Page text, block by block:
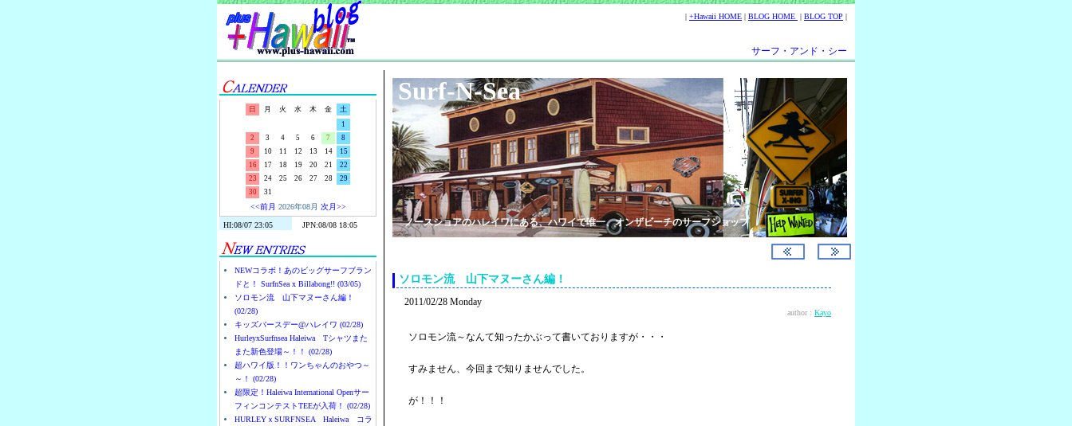
| +Hawaii HOME | BLOG HOME | BLOG TOP |
サーフ・アンド・シー
日 月 火 水 木 金
土
1
2
3 4 5 6 7
8
9
10 11 12 13 14
15
16
17 18 19 20 21
22
23
24 25 26 27 28
29
30
31
<<前月 2026年08月 次月>>
NEWコラボ！あのビッグサーフブラン
ドと！ SurfnSea x Billabong!! (03/05)
ソロモン流 山下マヌーさん編！
(02/28)
キッズバースデー@ハレイワ (02/28)
HurleyxSurfnsea Haleiwa Tシャツまた
また新色登場～！！ (02/28)
超ハワイ版！！ワンちゃんのおやつ～
～！ (02/28)
超限定！Haleiwa International Openサー
フィンコンテストTEEが入荷！ (02/28)
HURLEYｘSURFNSEA Haleiwa コラ
Surf-N-Sea
ノースショアのハレイワにある、ハワイで唯一、オンザビーチのサーフショップ
ソロモン流 山下マヌーさん編！
2011/02/28 Monday
author : Kayo
ソロモン流～なんて知ったかぶって書いておりますが・・・
すみません、今回まで知りませんでした。
が！！！